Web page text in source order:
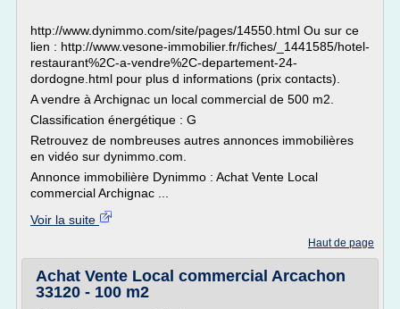
http://www.dynimmo.com/site/pages/14550.html Ou sur ce
lien : http://www.vesone-immobilier.fr/fiches/_1441585/hotel-
restaurant%2C-a-vendre%2C-departement-24-
dordogne.html pour plus d informations (prix contacts).
A vendre à Archignac un local commercial de 500 m2.
Classification énergétique : G
Retrouvez de nombreuses autres annonces immobilières
en vidéo sur dynimmo.com.
Annonce immobilière Dynimmo : Achat Vente Local
commercial Archignac ...
Voir la suite
Haut de page
Achat Vente Local commercial Arcachon
33120 - 100 m2